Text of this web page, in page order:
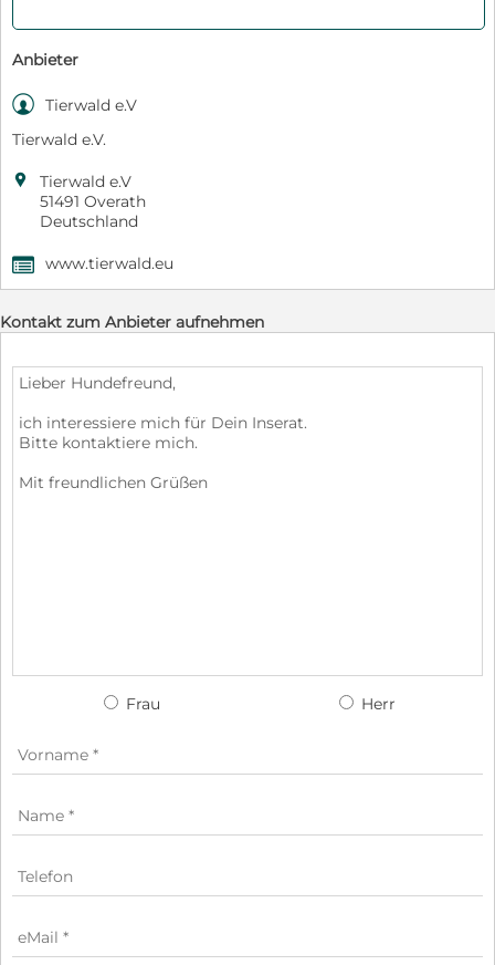
Anbieter
 Tierwald e.V
Tierwald e.V.

Tierwald e.V
51491 Overath
Deutschland
, www.tierwald.eu
Kontakt zum Anbieter aufnehmen
Frau Herr